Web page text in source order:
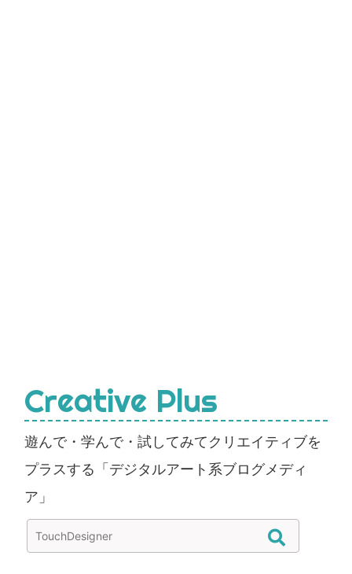
Creative Plus
遊んで・学んで・試してみてクリエイティブを
プラスする「デジタルアート系ブログメディ
ア」